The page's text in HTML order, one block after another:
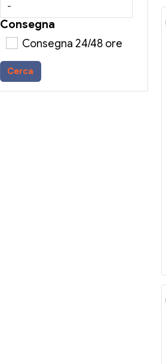
Consegna
Consegna 24/48 ore
Cerca